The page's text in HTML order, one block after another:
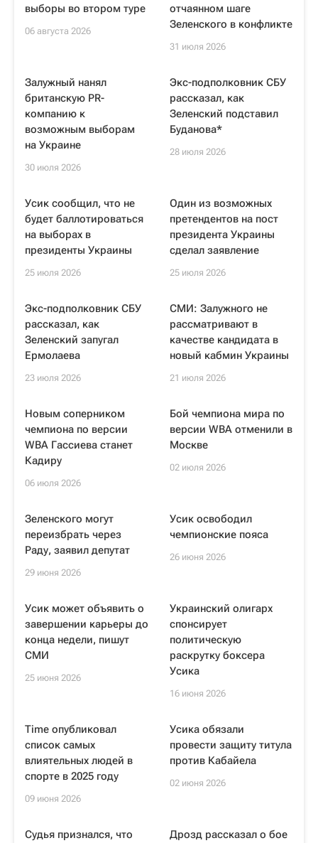
выборы во втором туре
06 августа 2026
отчаянном шаге
Зеленского в конфликте
31 июля 2026
Залужный нанял
британскую PR-
компанию к
возможным выборам
на Украине
30 июля 2026
Экс-подполковник СБУ
рассказал, как
Зеленский подставил
Буданова*
28 июля 2026
Усик сообщил, что не
будет баллотироваться
на выборах в
президенты Украины
25 июля 2026
Один из возможных
претендентов на пост
президента Украины
сделал заявление
25 июля 2026
Экс-подполковник СБУ
рассказал, как
Зеленский запугал
Ермолаева
23 июля 2026
СМИ: Залужного не
рассматривают в
качестве кандидата в
новый кабмин Украины
21 июля 2026
Новым соперником
чемпиона по версии
WBA Гассиева станет
Кадиру
06 июля 2026
Бой чемпиона мира по
версии WBA отменили в
Москве
02 июля 2026
Зеленского могут
переизбрать через
Раду, заявил депутат
29 июня 2026
Усик освободил
чемпионские пояса
26 июня 2026
Усик может объявить о
завершении карьеры до
конца недели, пишут
СМИ
25 июня 2026
Украинский олигарх
спонсирует
политическую
раскрутку боксера
Усика
16 июня 2026
Time опубликовал
список самых
влиятельных людей в
спорте в 2025 году
09 июня 2026
Усика обязали
провести защиту титула
против Кабайела
02 июня 2026
Судья признался, что
Дрозд рассказал о бое